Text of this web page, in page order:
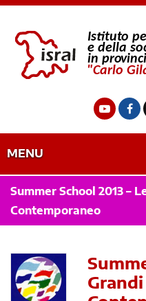
MENU
Summer School 2013 –
Contemporaneo